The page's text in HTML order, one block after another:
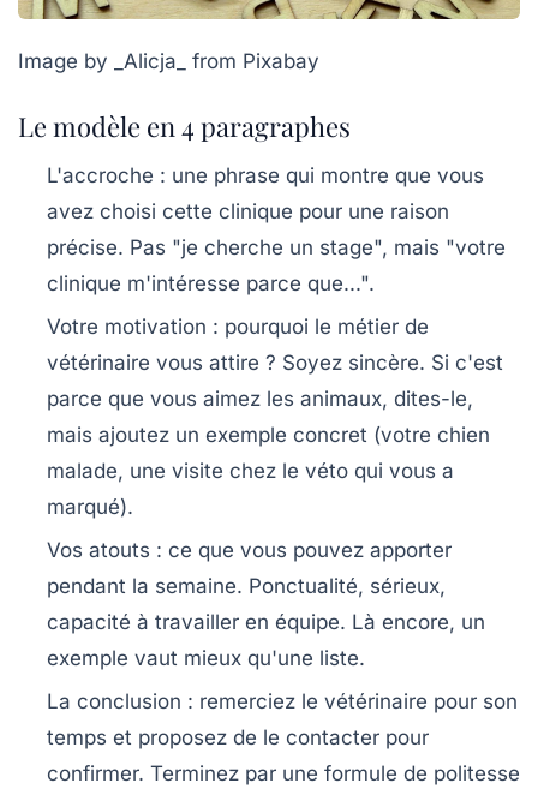
Image by _Alicja_ from Pixabay
Le modèle en 4 paragraphes
L'accroche : une phrase qui montre que vous
avez choisi cette clinique pour une raison
précise. Pas "je cherche un stage", mais "votre
clinique m'intéresse parce que...".
Votre motivation : pourquoi le métier de
vétérinaire vous attire ? Soyez sincère. Si c'est
parce que vous aimez les animaux, dites-le,
mais ajoutez un exemple concret (votre chien
malade, une visite chez le véto qui vous a
marqué).
Vos atouts : ce que vous pouvez apporter
pendant la semaine. Ponctualité, sérieux,
capacité à travailler en équipe. Là encore, un
exemple vaut mieux qu'une liste.
La conclusion : remerciez le vétérinaire pour son
temps et proposez de le contacter pour
confirmer. Terminez par une formule de politesse